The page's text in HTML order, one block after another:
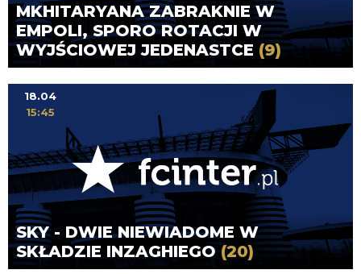
MKHITARYANA ZABRAKNIE W
EMPOLI, SPORO ROTACJI W
WYJŚCIOWEJ JEDENASTCE (9)
SKY - DWIE NIEWIADOME W
SKŁADZIE INZAGHIEGO(20)
18.04
15:45